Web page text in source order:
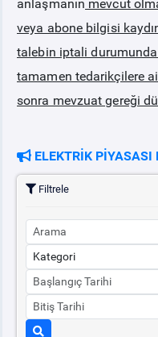
anlaşmanın mevcut
veya abone bilgisi
talebin iptali
tamamen tedarikçilere
sonra mevzuat gereği
ELEKTRİK PİYASASI
Filtrele